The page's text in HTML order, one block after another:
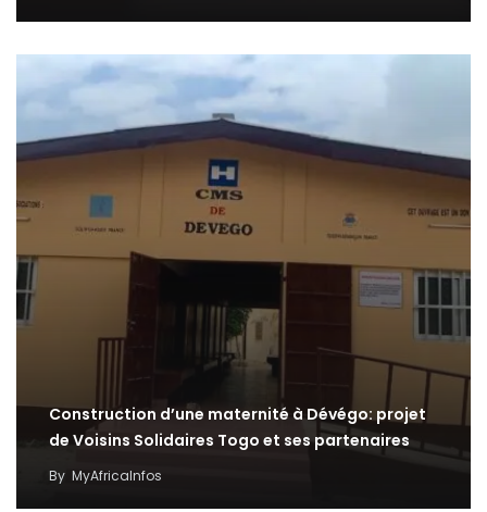
Construction d’une maternité à Dévégo: projet
de Voisins Solidaires Togo et ses partenaires
By MyAfricaInfos